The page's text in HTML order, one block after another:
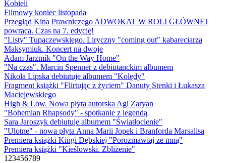
Kobieli
Filmowy koniec listopada
Przegląd Kina Prawniczego ADWOKAT W ROLI GŁÓWNEJ
powraca. Czas na 7. edycję!
"Listy" Tupaczewskiego. Liryczny "coming out" kabareciarza
Maksymiuk. Koncert na dwoje
Adam Jarzmik "On the Way Home"
"Na czas". Marcin Spenner z debiutanckim albumem
Nikola Lipska debiutuje albumem "Kolędy"
Fragment książki "Flirtując z życiem" Danuty Stenki i Łukasza
Maciejewskiego
High & Low. Nowa płyta autorska Agi Zaryan
"Bohemian Rhapsody" - spotkanie z legendą
Sara Jaroszyk debiutuje albumem "Światłocienie"
"Ulotne" - nowa płyta Anna Marii Jopek i Branforda Marsalisa
Premiera książki Kingi Dębskiej "Porozmawiaj ze mną"
Premiera książki "Kieślowski. Zbliżenie"
1 23456789